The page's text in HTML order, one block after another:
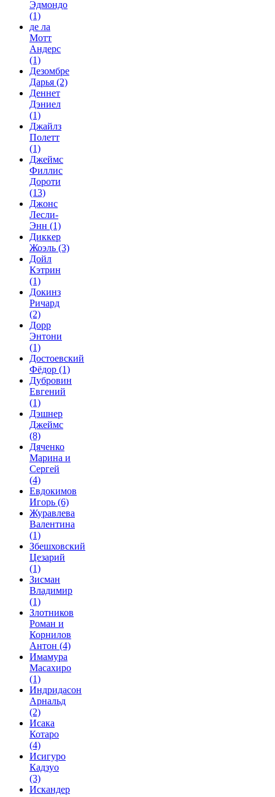
Эдмондо
(1)
де ла
Мотт
Андерс
(1)
Дезомбре
Дарья (2)
Деннет
Дэниел
(1)
Джайлз
Полетт
(1)
Джеймс
Филлис
Дороти
(13)
Джонс
Лесли-
Энн (1)
Диккер
Жоэль (3)
Дойл
Кэтрин
(1)
Докинз
Ричард
(2)
Дорр
Энтони
(1)
Достоевский
Фёдор (1)
Дубровин
Евгений
(1)
Дэшнер
Джеймс
(8)
Дяченко
Марина и
Сергей
(4)
Евдокимов
Игорь (6)
Журавлева
Валентина
(1)
Збешховский
Цезарий
(1)
Зисман
Владимир
(1)
Злотников
Роман и
Корнилов
Антон (4)
Имамура
Масахиро
(1)
Индридасон
Арнальд
(2)
Исака
Котаро
(4)
Исигуро
Кадзуо
(3)
Искандер